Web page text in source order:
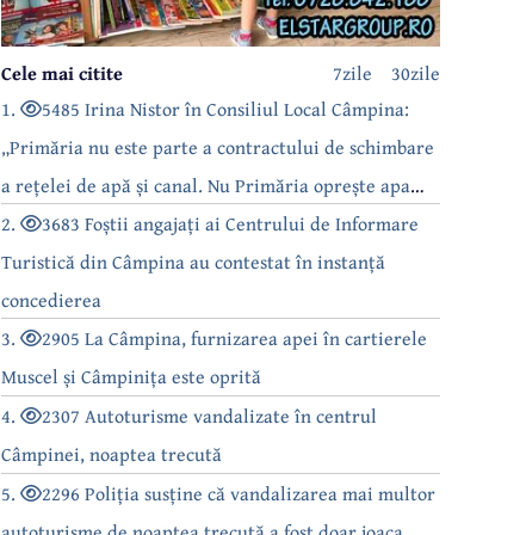
30zile
7zile
Cele mai citite
1.
5485 Irina Nistor în Consiliul Local Câmpina:
„Primăria nu este parte a contractului de schimbare
a rețelei de apă și canal. Nu Primăria oprește apa
câmpinenilor!”
2.
3683 Foștii angajați ai Centrului de Informare
Turistică din Câmpina au contestat în instanță
concedierea
3.
2905 La Câmpina, furnizarea apei în cartierele
Muscel și Câmpinița este oprită
4.
2307 Autoturisme vandalizate în centrul
Câmpinei, noaptea trecută
5.
2296 Poliția susține că vandalizarea mai multor